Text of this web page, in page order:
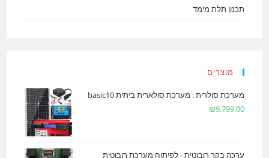
תכנון תלת מימד
מוצרים
מערכת סולרית : מערכת סולארית ביתית basic10
₪9,799.00
ערכה בקר רובוטית - לפיתוח מערכת רובוטית